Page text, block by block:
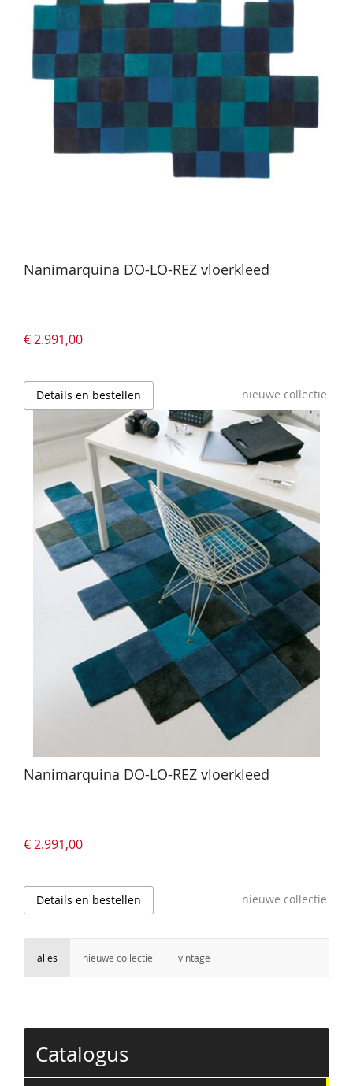
Nanimarquina DO-LO-REZ vloerkleed
€ 2.991,00
Details en bestellen nieuwe collectie
Nanimarquina DO-LO-REZ vloerkleed
€ 2.991,00
Details en bestellen nieuwe collectie
alles nieuwe collectie vintage
Catalogus